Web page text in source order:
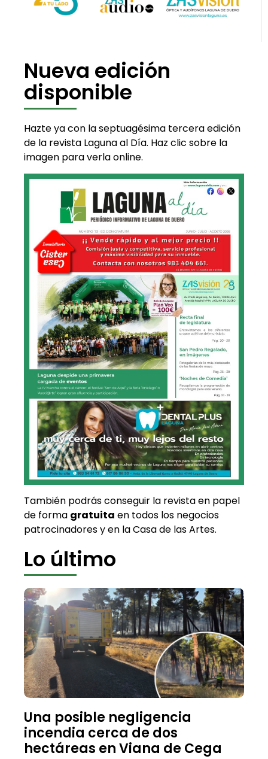
Nueva edición
disponible
Hazte ya con la septuagésima tercera edición
de la revista Laguna al Día. Haz clic sobre la
imagen para verla online.
También podrás conseguir la revista en papel
de forma gratuita en todos los negocios
patrocinadores y en la Casa de las Artes.
Lo último
Una posible negligencia
incendia cerca de dos
hectáreas en Viana de Cega